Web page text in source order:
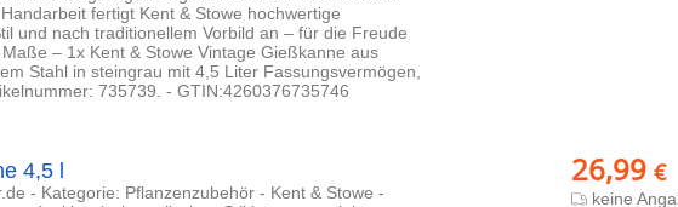
fertigt Kent & Stowe hochwertige
und nach traditionellem Vorbild an – für die Freude
– 1x Kent & Stowe Vintage Gießkanne aus
Stahl in steingrau mit 4,5 Liter Fassungsvermögen,
735739. - GTIN:4260376735746
26,99 €
keine
4,5 l
- Kategorie: Pflanzenzubehör - Kent & Stowe -